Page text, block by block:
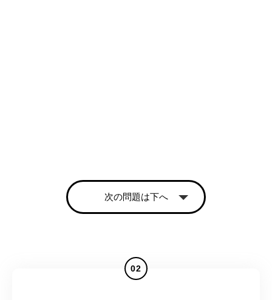
次の問題は下へ
02